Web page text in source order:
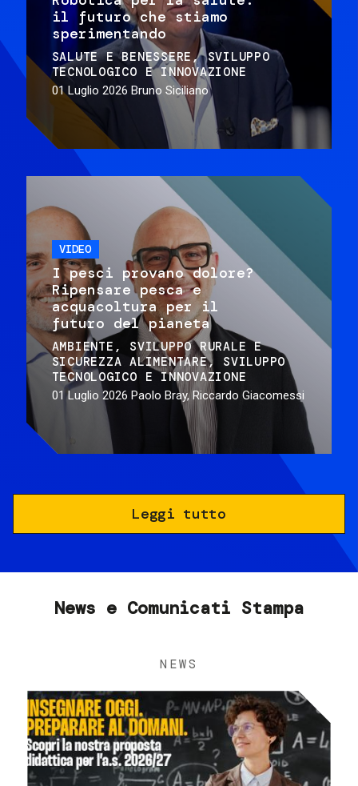
il futuro che stiamo
sperimentando
SALUTE E BENESSERE
SVILUPPO
TECNOLOGICO E INNOVAZIONE
01 Luglio 2026 Bruno Siciliano
VIDEO
I pesci provano dolore?
Ripensare pesca e
acquacoltura per il
futuro del pianeta
AMBIENTE
SVILUPPO RURALE E
SICUREZZA ALIMENTARE
SVILUPPO
TECNOLOGICO E INNOVAZIONE
01 Luglio 2026 Paolo Bray, Riccardo Giacomessi
Leggi tutto
News e Comunicati Stampa
NEWS